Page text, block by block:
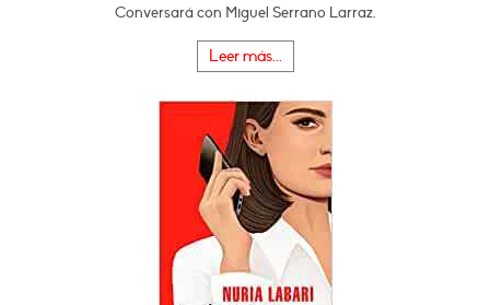
Conversará con Miguel Serrano Larraz.
Leer más...